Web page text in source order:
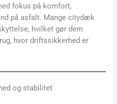
fokus på komfort,
på asfalt. Mange citydæk
hvilket gør dem
hvor driftssikkerhed er
og stabilitet